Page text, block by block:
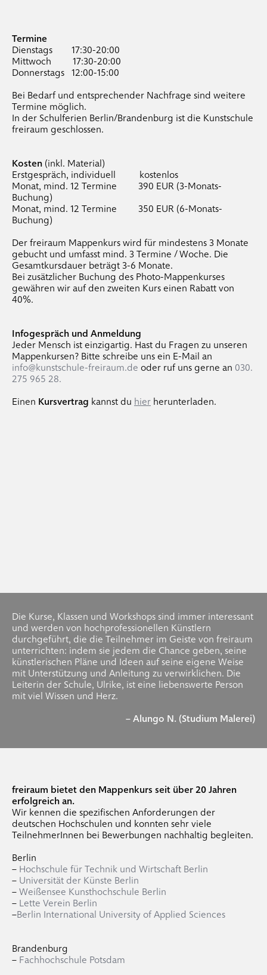
Termine
Dienstags 17:30-20:00
Mittwoch 17:30-20:00
Donnerstags 12:00-15:00
Bei Bedarf und entsprechender Nachfrage sind weitere
Termine möglich.
In der Schulferien Berlin/Brandenburg ist die Kunstschule
freiraum geschlossen.
Kosten (inkl. Material)
Erstgespräch, individuell kostenlos
Monat, mind. 12 Termine 390 EUR (3-Monats-
Buchung)
Monat, mind. 12 Termine 350 EUR (6-Monats-
Buchung)
Der freiraum Mappenkurs wird für mindestens 3 Monate
gebucht und umfasst mind. 3 Termine / Woche. Die
Gesamtkursdauer beträgt 3-6 Monate.
Bei zusätzlicher Buchung des Photo-Mappenkurses
gewähren wir auf den zweiten Kurs einen Rabatt von
40%.
Infogespräch und Anmeldung
Jeder Mensch ist einzigartig. Hast du Fragen zu unseren
Mappenkursen? Bitte schreibe uns ein E-Mail an
info@kunstschule-freiraum.de oder ruf uns gerne an 030.
275 965 28.
Einen Kursvertrag kannst du hier herunterladen.
Die Kurse, Klassen und Workshops sind immer interessant
und werden von hochprofessionellen Künstlern
durchgeführt, die die Teilnehmer im Geiste von freiraum
unterrichten: indem sie jedem die Chance geben, seine
künstlerischen Pläne und Ideen auf seine eigene Weise
mit Unterstützung und Anleitung zu verwirklichen. Die
Leiterin der Schule, Ulrike, ist eine liebenswerte Person
mit viel Wissen und Herz.
– Alungo N. (Studium Malerei)
freiraum bietet den Mappenkurs seit über 20 Jahren
erfolgreich an.
Wir kennen die spezifischen Anforderungen der
deutschen Hochschulen und konnten sehr viele
TeilnehmerInnen bei Bewerbungen nachhaltig begleiten.
Berlin
– Hochschule für Technik und Wirtschaft Berlin
– Universität der Künste Berlin
–Weißensee Kunsthochschule Berlin
– Lette Verein Berlin
–Berlin International University of Applied Sciences
Brandenburg
– Fachhochschule Potsdam